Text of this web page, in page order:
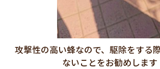
攻撃性の高い蜂なので、駆除をする
ないことをお勧めします